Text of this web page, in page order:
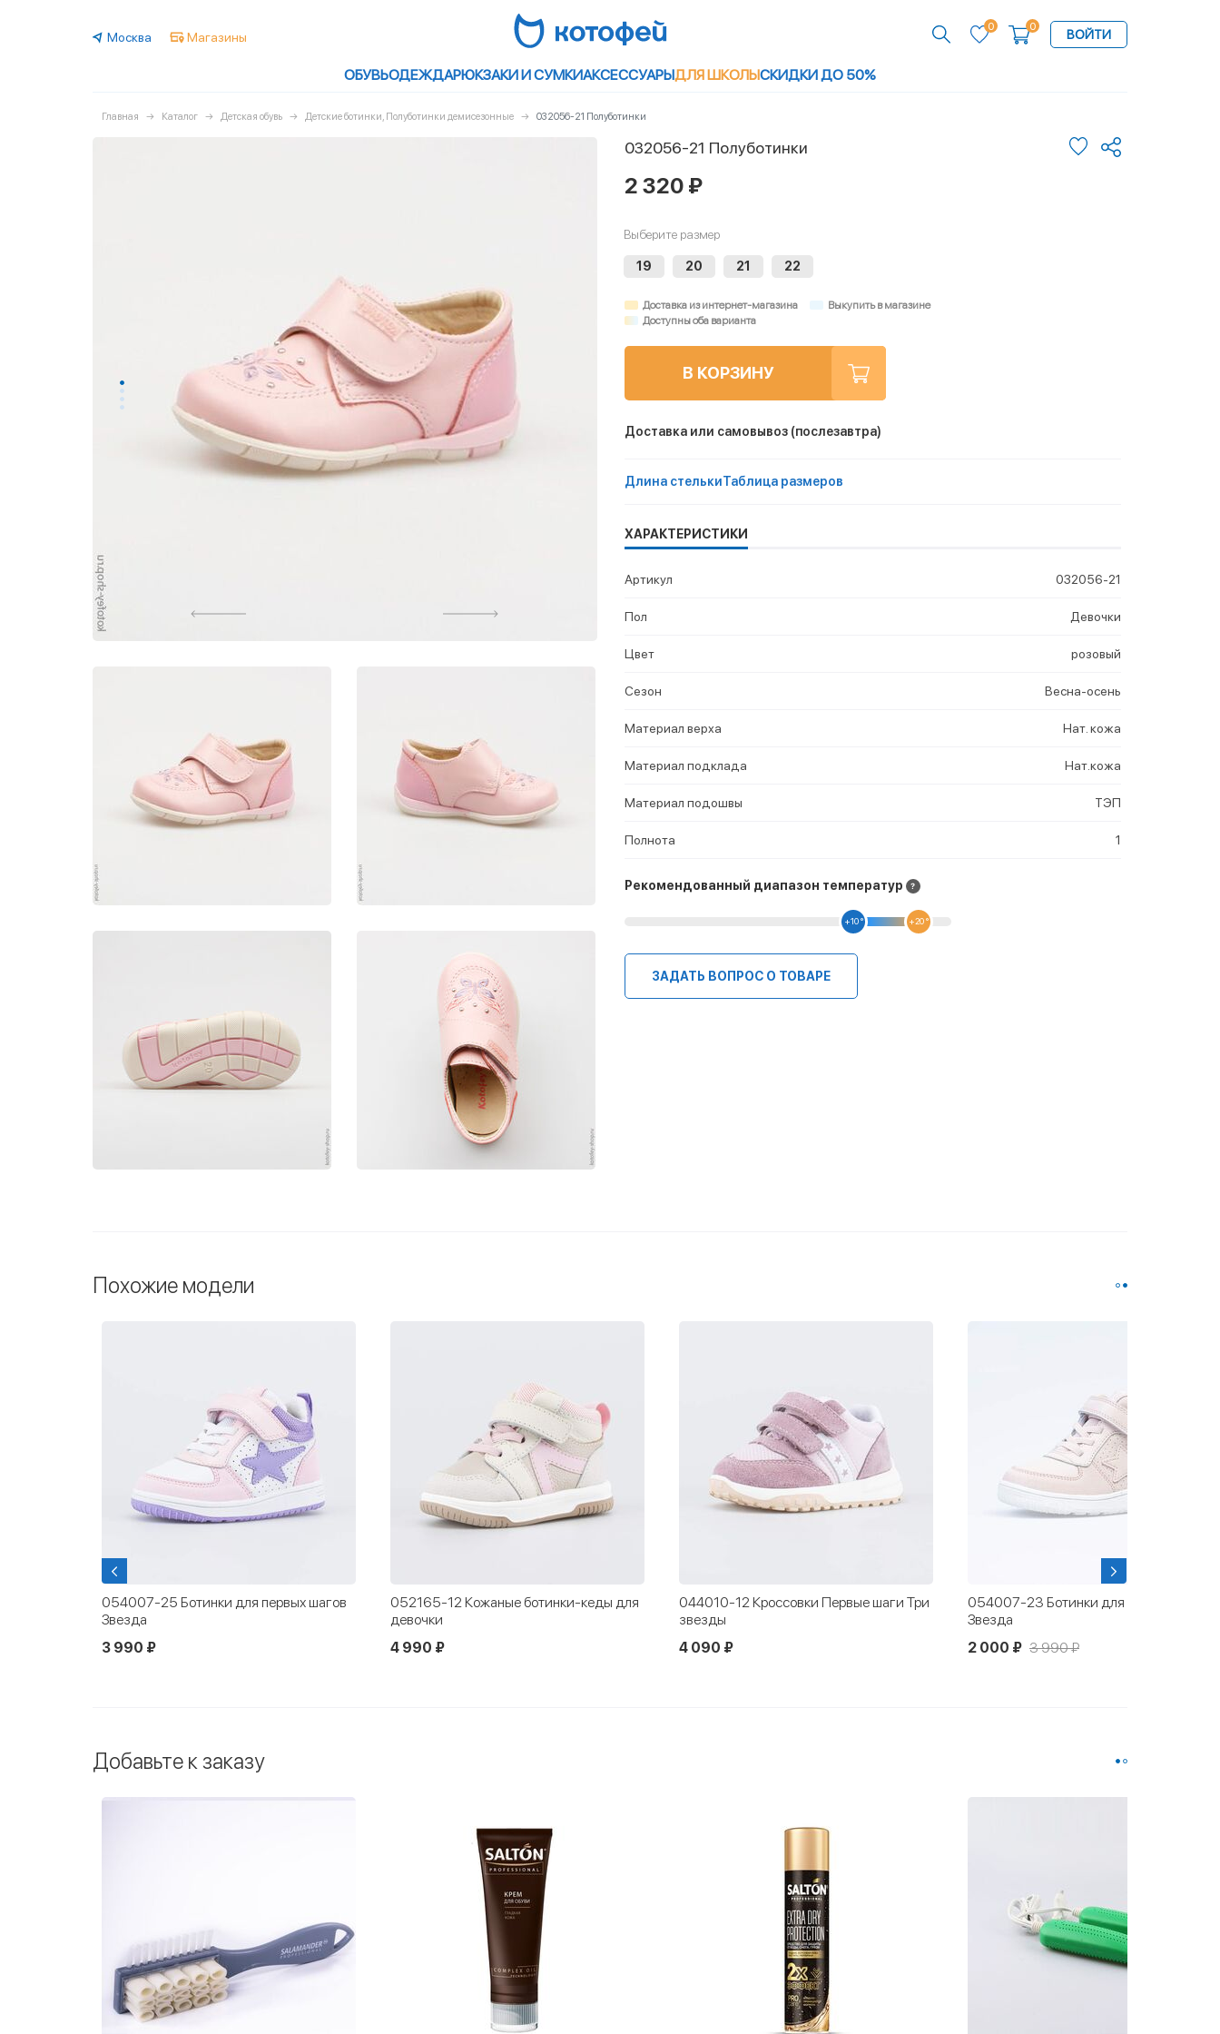
Москва Магазины
0 0
ВОЙТИ
ОБУВЬОДЕЖДАРЮКЗАКИ И СУМКИАКСЕССУАРЫДЛЯ ШКОЛЫСКИДКИ ДО 50%
Главная Каталог Детская обувь Детские ботинки, Полуботинки демисезонные 032056-21 Полуботинки
032056-21 Полуботинки
2 320 ₽
Выберите размер
19 20 21 22
Доставка из интернет-магазина
Выкупить в магазине
Доступны оба варианта
В КОРЗИНУ
Доставка или самовывоз (послезавтра)
Длина стелькиТаблица размеров
ХАРАКТЕРИСТИКИ
Артикул 032056-21
Пол Девочки
Цвет розовый
Сезон Весна-осень
Материал верха Нат. кожа
Материал подклада Нат.кожа
Материал подошвы ТЭП
Полнота 1
Рекомендованный диапазон температур
+10 ° +20 °
ЗАДАТЬ ВОПРОС О ТОВАРЕ
Похожие модели
первых шагов
052165-12 Кожаные ботинки-кеды для
044010-12 Кроссовки Первые шаги Три
054007-23 Ботинки для первых шагов
052163-21 Демисезонные
4 990 ₽
Добавьте к заказу